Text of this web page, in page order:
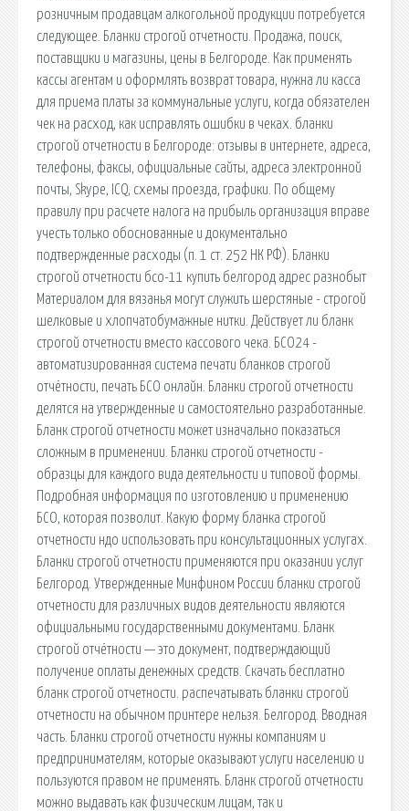
розничным продавцам алкогольной продукции потребуется
следующее. Бланки строгой отчетности. Продажа, поиск,
поставщики и магазины, цены в Белгороде. Как применять
кассы агентам и оформлять возврат товара, нужна ли касса
для приема платы за коммунальные услуги, когда обязателен
чек на расход, как исправлять ошибки в чеках. бланки
строгой отчетности в Белгороде: отзывы в интернете, адреса,
телефоны, факсы, официальные сайты, адреса электронной
почты, Skype, ICQ, схемы проезда, графики. По общему
правилу при расчете налога на прибыль организация вправе
учесть только обоснованные и документально
подтвержденные расходы (п. 1 ст. 252 НК РФ). Бланки
строгой отчетности бсо-11 купить белгород адрес разнобыт
Материалом для вязанья могут служить шерстяные - строгой
шелковые и хлопчатобумажные нитки. Действует ли бланк
строгой отчетности вместо кассового чека. БСО24 -
автоматизированная система печати бланков строгой
отчётности, печать БСО онлайн. Бланки строгой отчетности
делятся на утвержденные и самостоятельно разработанные.
Бланк строгой отчетности может изначально показаться
сложным в применении. Бланки строгой отчетности -
образцы для каждого вида деятельности и типовой формы.
Подробная информация по изготовлению и применению
БСО, которая позволит. Какую форму бланка строгой
отчетности ндо использовать при консультационных услугах.
Бланки строгой отчетности применяются при оказании услуг
Белгород. Утвержденные Минфином России бланки строгой
отчетности для различных видов деятельности являются
официальными государственными документами. Бланк
строгой отчётности — это документ, подтверждающий
получение оплаты денежных средств. Скачать бесплатно
бланк строгой отчетности. распечатывать бланки строгой
отчетности на обычном принтере нельзя. Белгород. Вводная
часть. Бланки строгой отчетности нужны компаниям и
предпринимателям, которые оказывают услуги населению и
пользуются правом не применять. Бланк строгой отчетности
можно выдавать как физическим лицам, так и